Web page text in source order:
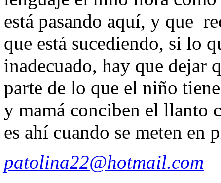
está pasando aquí, y que
que está sucediendo, si lo
inadecuado, hay que dejar
parte de lo que el niño
y mamá conciben el llanto
es ahí cuando se meten en
patolina22@hotmail.com